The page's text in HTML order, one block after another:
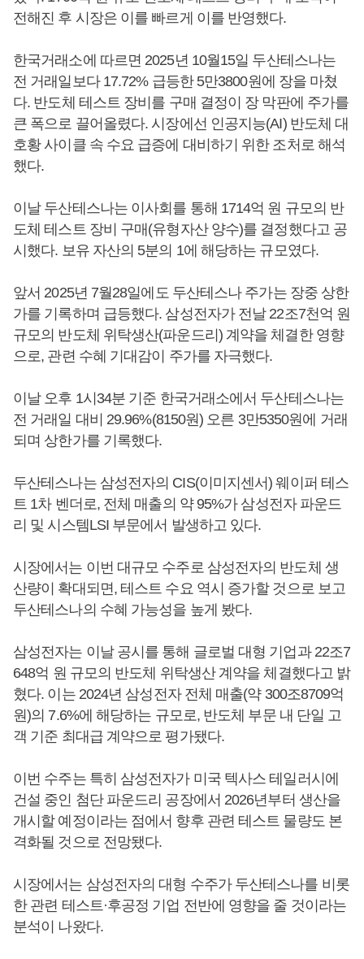
전해진 후 시장은 이를 빠르게 이를 반영했다.
한국거래소에 따르면 2025년 10월15일 두산테스나는
전 거래일보다 17.72% 급등한 5만3800원에 장을 마쳤
다. 반도체 테스트 장비를 구매 결정이 장 막판에 주가를
큰 폭으로 끌어올렸다. 시장에선 인공지능(AI) 반도체 대
호황 사이클 속 수요 급증에 대비하기 위한 조처로 해석
했다.
이날 두산테스나는 이사회를 통해 1714억 원 규모의 반
도체 테스트 장비 구매(유형자산 양수)를 결정했다고 공
시했다. 보유 자산의 5분의 1에 해당하는 규모였다.
앞서 2025년 7월28일에도 두산테스나 주가는 장중 상한
가를 기록하며 급등했다. 삼성전자가 전날 22조7천억 원
규모의 반도체 위탁생산(파운드리) 계약을 체결한 영향
으로, 관련 수혜 기대감이 주가를 자극했다.
이날 오후 1시34분 기준 한국거래소에서 두산테스나는
전 거래일 대비 29.96%(8150원) 오른 3만5350원에 거래
되며 상한가를 기록했다.
두산테스나는 삼성전자의 CIS(이미지센서) 웨이퍼 테스
트 1차 벤더로, 전체 매출의 약 95%가 삼성전자 파운드
리 및 시스템LSI 부문에서 발생하고 있다.
시장에서는 이번 대규모 수주로 삼성전자의 반도체 생
산량이 확대되면, 테스트 수요 역시 증가할 것으로 보고
두산테스나의 수혜 가능성을 높게 봤다.
삼성전자는 이날 공시를 통해 글로벌 대형 기업과 22조7
648억 원 규모의 반도체 위탁생산 계약을 체결했다고 밝
혔다. 이는 2024년 삼성전자 전체 매출(약 300조8709억
원)의 7.6%에 해당하는 규모로, 반도체 부문 내 단일 고
객 기준 최대급 계약으로 평가됐다.
이번 수주는 특히 삼성전자가 미국 텍사스 테일러시에
건설 중인 첨단 파운드리 공장에서 2026년부터 생산을
개시할 예정이라는 점에서 향후 관련 테스트 물량도 본
격화될 것으로 전망됐다.
시장에서는 삼성전자의 대형 수주가 두산테스나를 비롯
한 관련 테스트·후공정 기업 전반에 영향을 줄 것이라는
분석이 나왔다.